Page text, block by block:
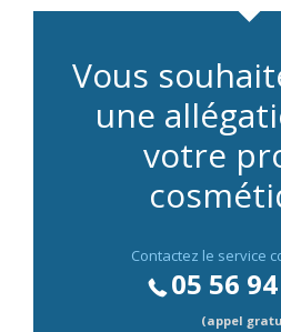
Vous
une
votre
Contactez le service
05 56
(appel